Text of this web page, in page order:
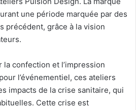
une période marquée par des
précédent, grâce à la vision
confection et l’impression
l’événementiel, ces ateliers
impacts de la crise sanitaire, qui
Cette crise est